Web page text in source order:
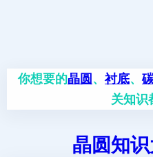
你想要的晶圆 、衬底、
关知识
晶圆知